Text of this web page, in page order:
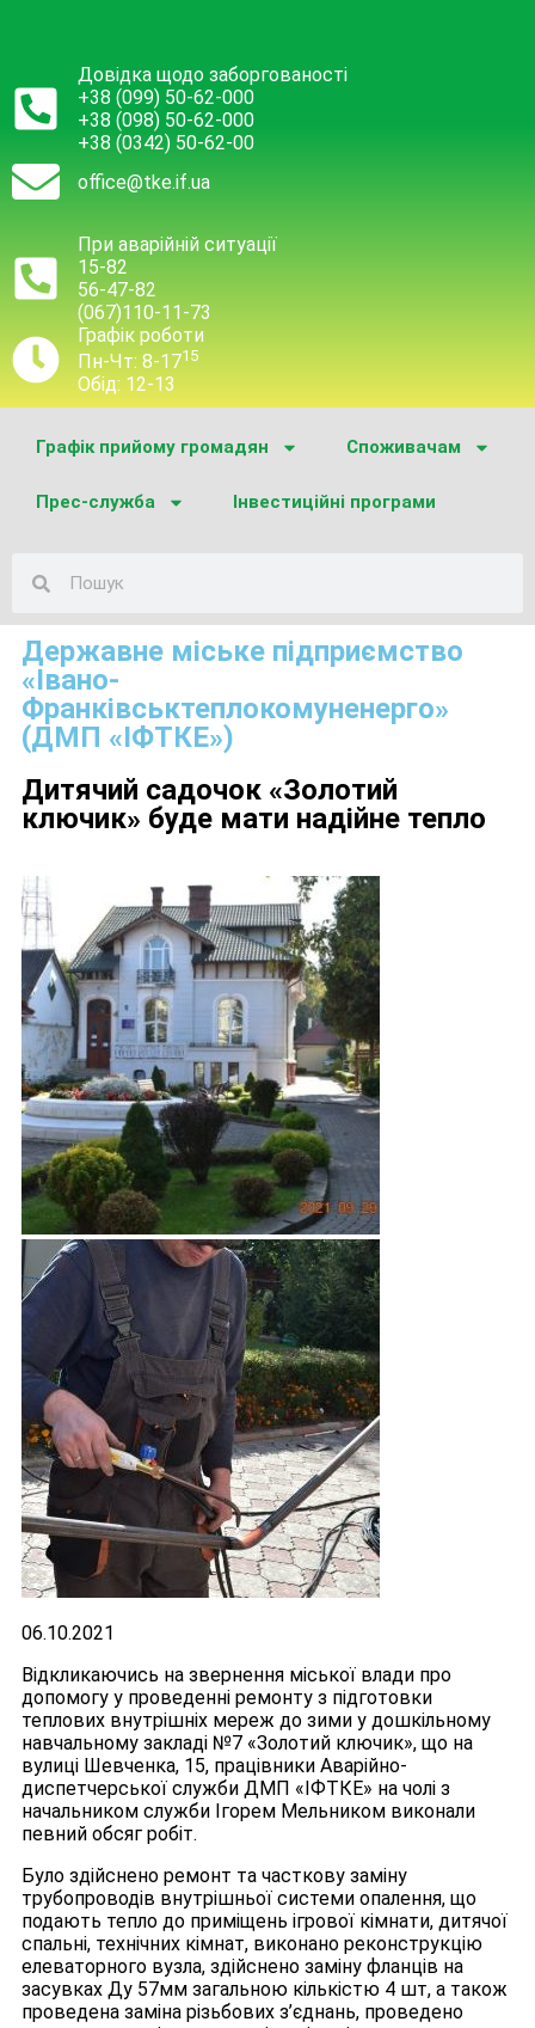
Довідка щодо заборгованості
+38 (099) 50-62-000
+38 (098) 50-62-000
+38 (0342) 50-62-00
office@tke.if.ua
При аварійній ситуації
15-82
56-47-82
(067)110-11-73
Графік роботи
Пн-Чт: 8-1715
Обід: 12-13
Графік прийому громадян Споживачам
Прес-служба Інвестиційні програми
Державне міське підприємство
«Івано-
Франківськтеплокомуненерго»
(ДМП «ІФТКЕ»)
Дитячий садочок «Золотий
ключик» буде мати надійне тепло
06.10.2021
Відкликаючись на звернення міської влади про
допомогу у проведенні ремонту з підготовки
теплових внутрішніх мереж до зими у дошкільному
навчальному закладі №7 «Золотий ключик», що на
вулиці Шевченка, 15, працівники Аварійно-
диспетчерської служби ДМП «ІФТКЕ» на чолі з
начальником служби Ігорем Мельником виконали
певний обсяг робіт.
Було здійснено ремонт та часткову заміну
трубопроводів внутрішньої системи опалення, що
подають тепло до приміщень ігрової кімнати, дитячої
спальні, технічних кімнат, виконано реконструкцію
елеваторного вузла, здійснено заміну фланців на
засувках Ду 57мм загальною кількістю 4 шт, а також
проведена заміна різьбових з’єднань, проведено